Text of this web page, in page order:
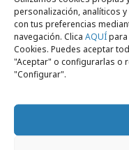
personalización, analíticos
con tus preferencias
navegación. Clica AQUÍ
Cookies. Puedes aceptar
"Aceptar" o configurarlas o
"Configurar".
Profesionales